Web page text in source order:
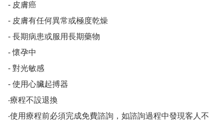
- 皮膚癌
- 皮膚有任何異常或極度乾燥
- 長期病患或服用長期藥物
- 懷孕中
- 對光敏感
- 使用心臟起搏器
‧療程不設退換
‧使用療程前必須完成免費諮詢，如諮詢過程中發現客人不